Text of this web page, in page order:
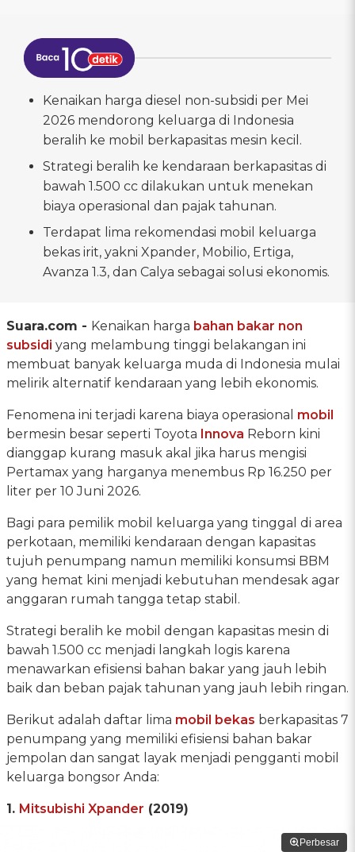
Kenaikan harga diesel non-subsidi per Mei
2026 mendorong keluarga di Indonesia
beralih ke mobil berkapasitas mesin kecil.
Strategi beralih ke kendaraan berkapasitas di
bawah 1.500 cc dilakukan untuk menekan
biaya operasional dan pajak tahunan.
Terdapat lima rekomendasi mobil keluarga
bekas irit, yakni Xpander, Mobilio, Ertiga,
Avanza 1.3, dan Calya sebagai solusi ekonomis.
Suara.com - Kenaikan harga bahan bakar non
subsidi yang melambung tinggi belakangan ini
membuat banyak keluarga muda di Indonesia mulai
melirik alternatif kendaraan yang lebih ekonomis.
Fenomena ini terjadi karena biaya operasional mobil
bermesin besar seperti Toyota Innova Reborn kini
dianggap kurang masuk akal jika harus mengisi
Pertamax yang harganya menembus Rp 16.250 per
liter per 10 Juni 2026.
Bagi para pemilik mobil keluarga yang tinggal di area
perkotaan, memiliki kendaraan dengan kapasitas
tujuh penumpang namun memiliki konsumsi BBM
yang hemat kini menjadi kebutuhan mendesak agar
anggaran rumah tangga tetap stabil.
Strategi beralih ke mobil dengan kapasitas mesin di
bawah 1.500 cc menjadi langkah logis karena
menawarkan efisiensi bahan bakar yang jauh lebih
baik dan beban pajak tahunan yang jauh lebih ringan.
Berikut adalah daftar lima mobil bekas berkapasitas 7
penumpang yang memiliki efisiensi bahan bakar
jempolan dan sangat layak menjadi pengganti mobil
keluarga bongsor Anda:
1. Mitsubishi Xpander (2019)
Perbesar